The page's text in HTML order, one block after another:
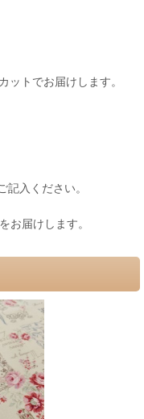
トでお届けします。
入ください。
お届けします。